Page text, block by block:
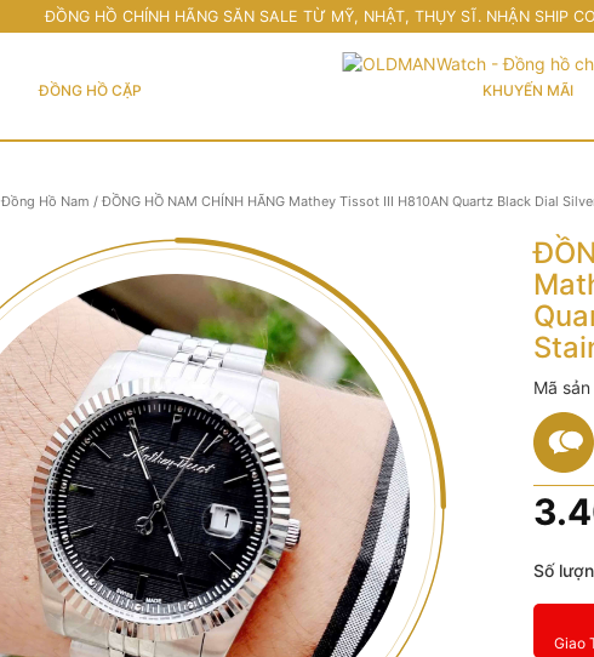
ĐỒNG HỒ CHÍNH HÃNG SĂN SALE TỪ MỸ, NHẬT, THỤY SĨ. NHẬN SHIP
ĐỒNG HỒ CẶP KHUYẾN MÃI
Đồng Hồ Nam / ĐỒNG HỒ NAM CHÍNH HÃNG Mathey Tissot III H810AN Quartz Black Dial
Mã
Số
Giao